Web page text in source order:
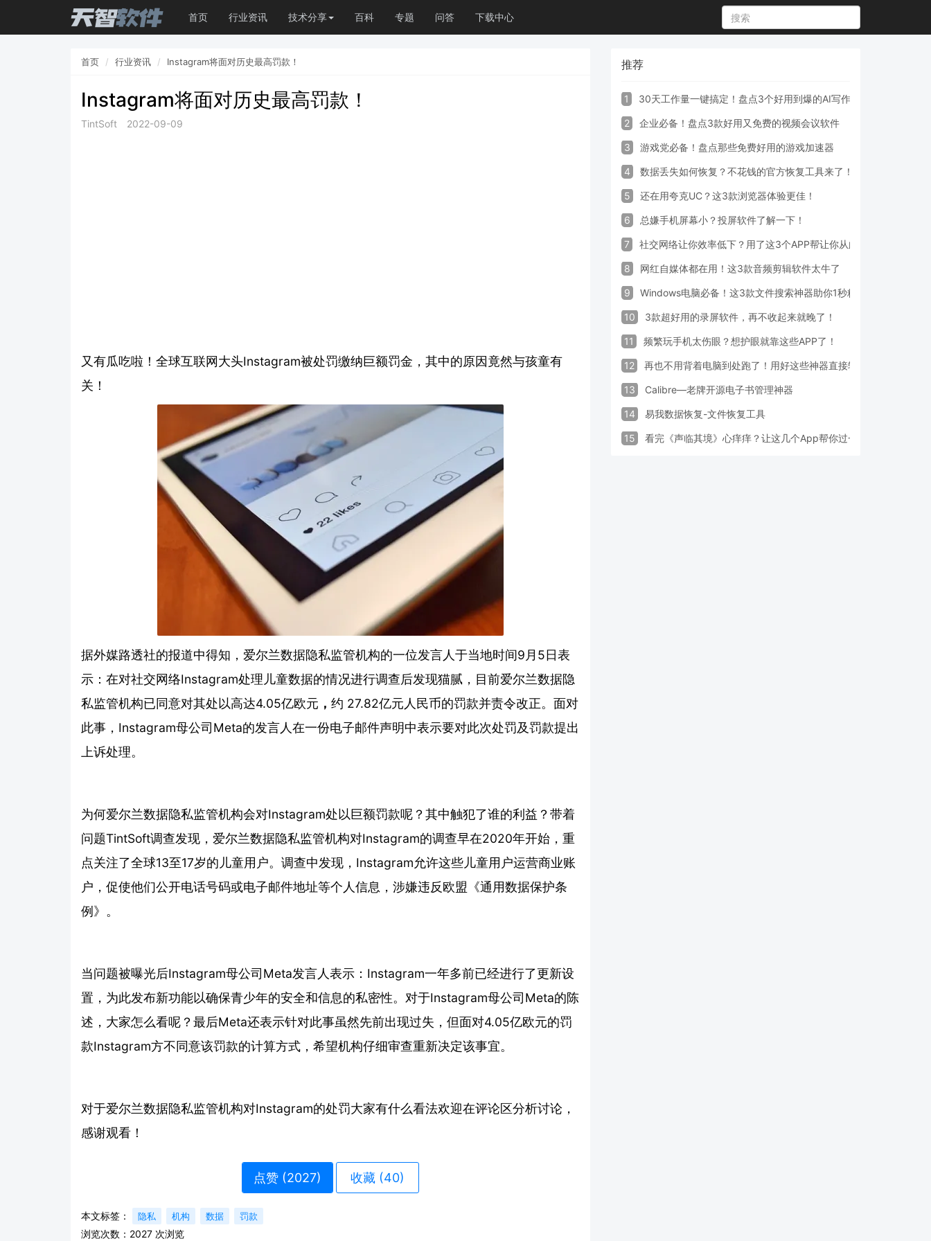
首页 行业资讯 技术分享 百科 专题 问答 下载中心
首页 行业资讯 Instagram将面对历史最高罚款！
Instagram将面对历史最高罚款！
TintSoft 2022-09-09
又有瓜吃啦！全球互联网大头Instagram被处罚缴纳巨额罚金，其中的原因竟然与孩童有
关！
据外媒路透社的报道中得知，爱尔兰数据隐私监管机构的一位发言人于当地时间9月5日表
示：在对社交网络Instagram处理儿童数据的情况进行调查后发现猫腻，目前爱尔兰数据隐
私监管机构已同意对其处以高达4.05亿欧元 ， 约 27.82亿元人民币的罚款并责令改正。面对
此事，Instagram母公司Meta的发言人在一份电子邮件声明中表示要对此次处罚及罚款提出
上诉处理。
为何爱尔兰数据隐私监管机构会对Instagram处以巨额罚款呢？其中触犯了谁的利益？带着
问题TintSoft调查发现，爱尔兰数据隐私监管机构对Instagram的调查早在2020年开始，重
点关注了全球13至17岁的儿童用户。调查中发现，Instagram允许这些儿童用户运营商业账
户，促使他们公开电话号码或电子邮件地址等个人信息，涉嫌违反欧盟《通用数据保护条
例》。
当问题被曝光后Instagram母公司Meta发言人表示：Instagram一年多前已经进行了更新设
置，为此发布新功能以确保青少年的安全和信息的私密性。对于Instagram母公司Meta的陈
述，大家怎么看呢？最后Meta还表示针对此事虽然先前出现过失，但面对4.05亿欧元的罚
款Instagram方不同意该罚款的计算方式，希望机构仔细审查重新决定该事宜。
对于爱尔兰数据隐私监管机构对Instagram的处罚大家有什么看法欢迎在评论区分析讨论，
感谢观看！
点赞 (2027) 收藏 (40)
本文标签： 隐私 机构 数据 罚款
浏览次数： 2027 次浏览
推荐
1 30天工作量一键搞定！盘点3个好用到爆的AI写作生成器工具
2 企业必备！盘点3款好用又免费的视频会议软件
3 游戏党必备！盘点那些免费好用的游戏加速器
4 数据丢失如何恢复？不花钱的官方恢复工具来了！
5 还在用夸克UC？这3款浏览器体验更佳！
6 总嫌手机屏幕小？投屏软件了解一下！
7 社交网络让你效率低下？用了这3个APP帮让你从此戒掉手机！
8 网红自媒体都在用！这3款音频剪辑软件太牛了
9 Windows电脑必备！这3款文件搜索神器助你1秒精准定位文件
10 3款超好用的录屏软件，再不收起来就晚了！
11 频繁玩手机太伤眼？想护眼就靠这些APP了！
12 再也不用背着电脑到处跑了！用好这些神器直接轻松办公
13 Calibre—老牌开源电子书管理神器
14 易我数据恢复-文件恢复工具
15 看完《声临其境》心痒痒？让这几个App帮你过一把配音瘾